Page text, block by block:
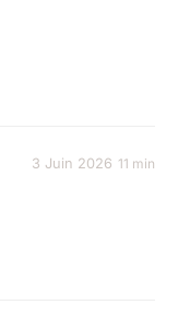
3 Juin 2026 11 min